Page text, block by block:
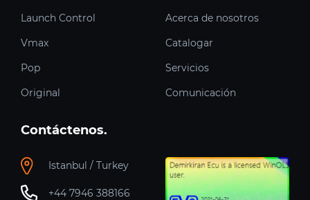
Launch Control
Vmax
Pop
Original
Acerca de nosotros
Catalogar
Servicios
Comunicación
Contáctenos.
Istanbul / Turkey
+44 7946 388166